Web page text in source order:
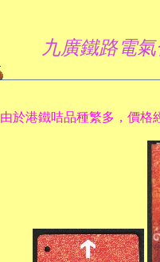
九廣鐵路電
由於港鐵咭品種繁多，價格